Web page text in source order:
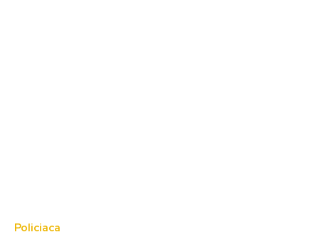
Policiaca